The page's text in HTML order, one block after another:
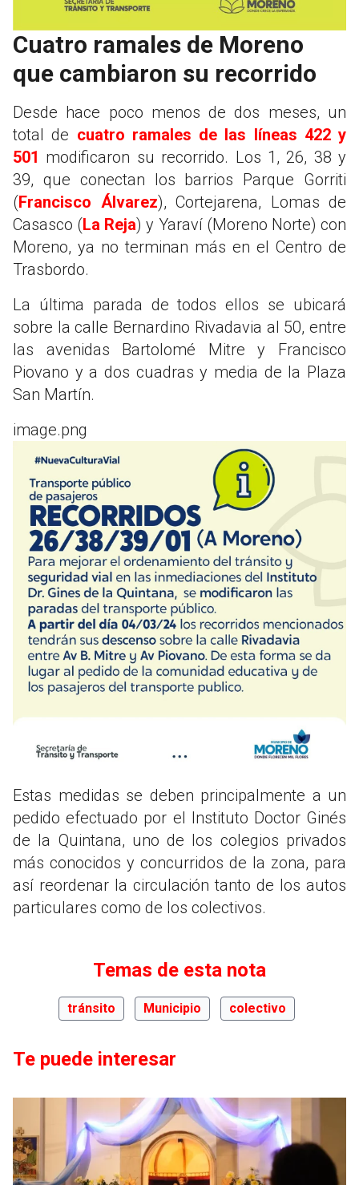
Cuatro ramales de Moreno
que cambiaron su recorrido
Desde hace poco menos de dos meses, un
total de cuatro ramales de las líneas 422 y
501 modificaron su recorrido. Los 1, 26, 38 y
39, que conectan los barrios Parque Gorriti
(Francisco Álvarez), Cortejarena, Lomas de
Casasco (La Reja) y Yaraví (Moreno Norte) con
Moreno, ya no terminan más en el Centro de
Trasbordo.
La última parada de todos ellos se ubicará
sobre la calle Bernardino Rivadavia al 50, entre
las avenidas Bartolomé Mitre y Francisco
Piovano y a dos cuadras y media de la Plaza
San Martín.
image.png
Estas medidas se deben principalmente a un
pedido efectuado por el Instituto Doctor Ginés
de la Quintana, uno de los colegios privados
más conocidos y concurridos de la zona, para
así reordenar la circulación tanto de los autos
particulares como de los colectivos.
Temas de esta nota
tránsito Municipio colectivo
Te puede interesar